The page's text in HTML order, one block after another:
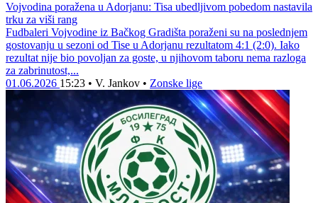
Vojvodina poražena u Adorjanu: Tisa ubedljivom pobedom nastavila
trku za viši rang
Fudbaleri Vojvodine iz Bačkog Gradišta poraženi su na poslednjem
gostovanju u sezoni od Tise u Adorjanu rezultatom 4:1 (2:0). Iako
rezultat nije bio povoljan za goste, u njihovom taboru nema razloga
za zabrinutost,...
01.06.2026 15:23 • V. Jankov • Zonske lige